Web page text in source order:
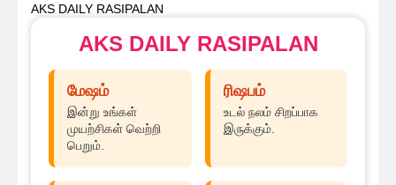
AKS DAILY RASIPALAN
AKS DAILY RASIPALAN
மேஷம்
இன்று உங்கள்
முயற்சிகள் வெற்றி
பெறும்.
ரிஷபம்
உடல் நலம் சிறப்பாக
இருக்கும்.